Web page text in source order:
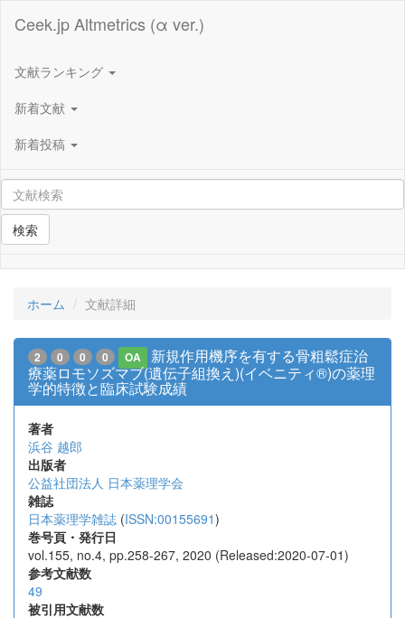
Ceek.jp Altmetrics (α ver.)
文献ランキング
新着文献
新着投稿
検索
ホーム 文献詳細
2 0 0 0 OA
新規作用機序を有する骨粗鬆症治
療薬ロモソズマブ(遺伝子組換え)(イベニティ®)の薬理
学的特徴と臨床試験成績
著者
浜谷 越郎
出版者
公益社団法人 日本薬理学会
雑誌
日本薬理学雑誌 (ISSN:00155691)
巻号頁・発行日
vol.155, no.4, pp.258-267, 2020 (Released:2020-07-01)
参考文献数
49
被引用文献数